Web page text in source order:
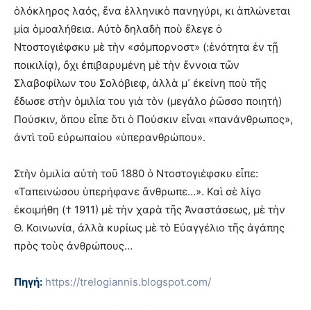
ὁλόκληρος λαός, ἕνα ἑλληνικὸ πανηγύρι, κι ἁπλώνεται
μία ὁμοαλήθεια. Αὐτὸ δηλαδὴ ποὺ ἔλεγε ὁ
Ντοστογιέφσκυ μὲ τὴν «σόμπορνοστ» (:ἑνότητα ἐν τῇ
ποικιλίᾳ), ὄχι ἐπιβαρυμένη μὲ τὴν ἔννοια τῶν
Σλαβοφίλων του Σολόβιεφ, ἀλλὰ μ᾿ ἐκείνη ποὺ τῆς
ἔδωσε στὴν ὁμιλία του γιὰ τὸν (μεγάλο ῥῶσσο ποιητή)
Πούσκιν, ὅπου εἶπε ὅτι ὁ Πούσκιν εἶναι «πανάνθρωπος»,
ἀντὶ τοῦ εὐρωπαίου «ὑπερανθρώπου».
Στὴν ὁμιλία αὐτὴ τοῦ 1880 ὁ Ντοστογιέφσκυ εἶπε:
«Ταπεινώσου ὑπερήφανε ἄνθρωπε…». Καὶ σὲ λίγο
ἐκοιμήθη († 1911) μὲ τὴν χαρὰ τῆς Ἀναστάσεως, μὲ τὴν
Θ. Κοινωνία, ἀλλὰ κυρίως μὲ τὸ Εὐαγγέλιο τῆς ἀγάπης
πρὸς τοὺς ἀνθρώπους…
Πηγή: https://trelogiannis.blogspot.com/